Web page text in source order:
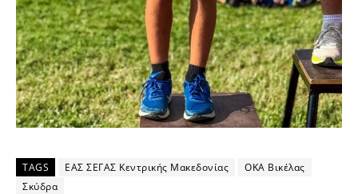
TAGS ΕΑΣ ΣΕΓΑΣ Κεντρικής Μακεδονίας
ΟΚΑ Βικέλας
Σκύδρα